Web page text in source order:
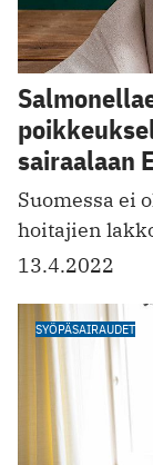
sairaalaan
Suomessa ei
hoitajien
13.4.2022
SYÖPÄSAIRAUDET